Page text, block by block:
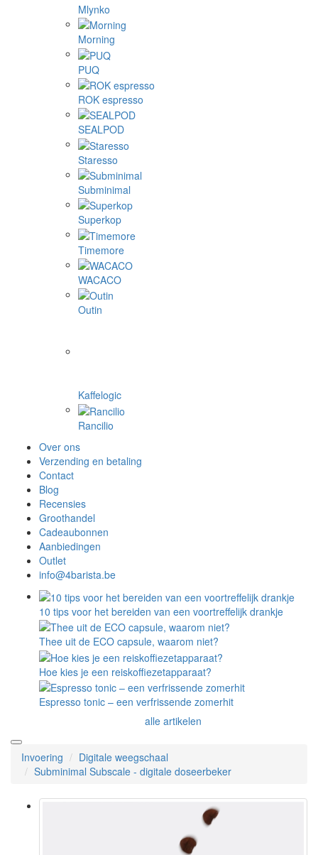
Mlynko
Morning
PUQ
ROK espresso
SEALPOD
Staresso
Subminimal
Superkop
Timemore
WACACO
Outin
Kaffelogic
Rancilio
Over ons
Verzending en betaling
Contact
Blog
Recensies
Groothandel
Cadeaubonnen
Aanbiedingen
Outlet
info@4barista.be
10 tips voor het bereiden van een voortreffelijk drankje
Thee uit de ECO capsule, waarom niet?
Hoe kies je een reiskoffiezetapparaat?
Espresso tonic – een verfrissende zomerhit
alle artikelen
Invoering
Digitale weegschaal
Subminimal Subscale - digitale doseerbeker